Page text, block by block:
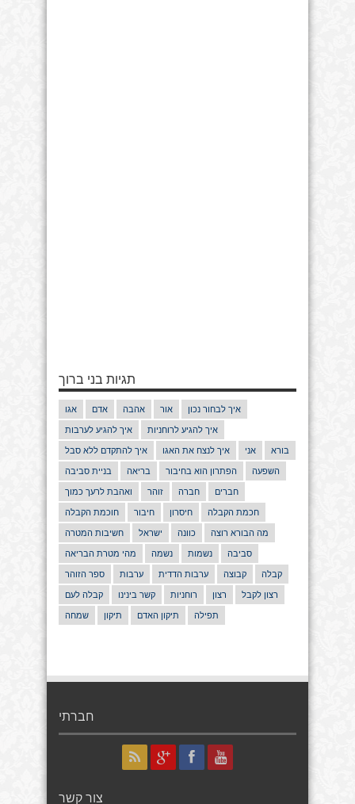
תגיות בני ברוך
אגו אדם אהבה אור איך לבחור נכון
איך להגיע לערבות איך להגיע לרוחניות
איך להתקדם ללא סבל איך לנצח את האגו אני בורא
בניית סביבה בריאה הפתרון הוא בחיבור השפעה
ואהבת לרעך כמוך זוהר חברה חברים
חוכמת הקבלה חיבור חיסרון חכמת הקבלה
חשיבות המטרה ישראל כוונה מה הבורא רוצה
מהי מטרת הבריאה נשמה נשמות סביבה
ספר הזוהר ערבות ערבות הדדית קבוצה קבלה
קבלה לעם קשר בינינו רוחניות רצון רצון לקבל
שמחה תיקון תיקון האדם תפילה
חברתי
צור קשר